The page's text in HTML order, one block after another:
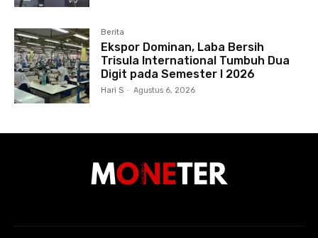
Berita
Ekspor Dominan, Laba Bersih
Trisula International Tumbuh Dua
Digit pada Semester I 2026
Hari S - Agustus 6, 2026